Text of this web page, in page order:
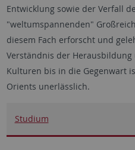
Entwicklung sowie der Verfall
"weltumspannenden"
diesem Fach erforscht und
Verständnis der
Kulturen bis in die Gegenwart
Orients unerlässlich.
Studium